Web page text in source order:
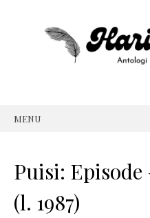
MENU
Puisi:
(l. 1987)